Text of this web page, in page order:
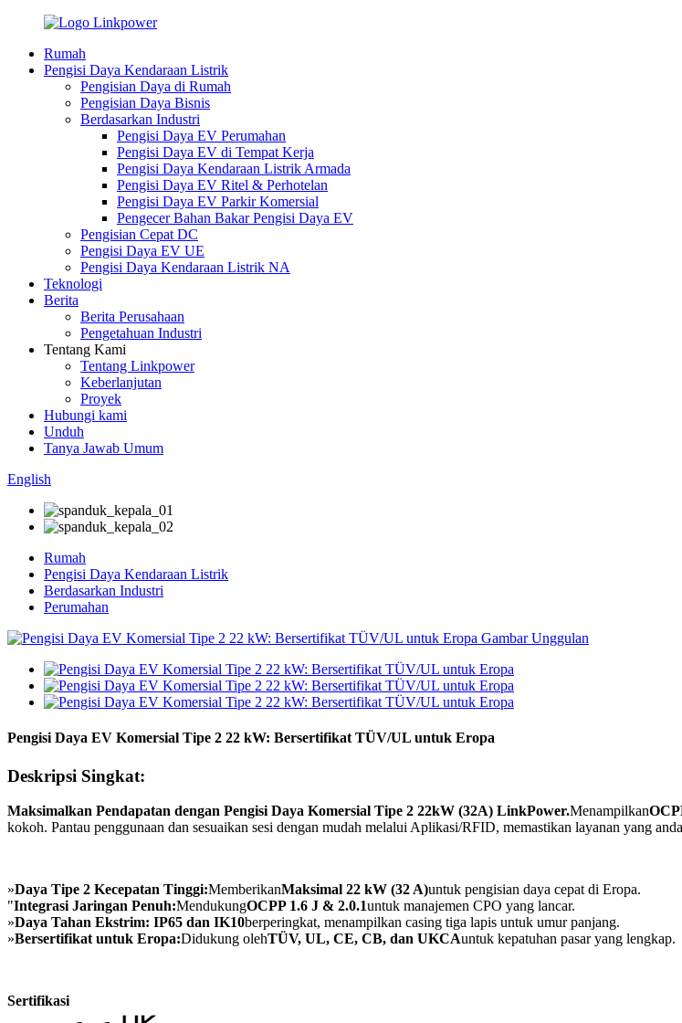
Rumah
Pengisi Daya Kendaraan Listrik
Pengisian Daya di Rumah
Pengisian Daya Bisnis
Berdasarkan Industri
Pengisi Daya EV Perumahan
Pengisi Daya EV di Tempat Kerja
Pengisi Daya Kendaraan Listrik Armada
Pengisi Daya EV Ritel & Perhotelan
Pengisi Daya EV Parkir Komersial
Pengecer Bahan Bakar Pengisi Daya EV
Pengisian Cepat DC
Pengisi Daya EV UE
Pengisi Daya Kendaraan Listrik NA
Teknologi
Berita
Berita Perusahaan
Pengetahuan Industri
Tentang Kami
Tentang Linkpower
Keberlanjutan
Proyek
Hubungi kami
Unduh
Tanya Jawab Umum
English
Rumah
Pengisi Daya Kendaraan Listrik
Berdasarkan Industri
Perumahan
Pengisi Daya EV Komersial Tipe 2 22 kW: Bersertifikat TÜV/UL untuk Eropa
Deskripsi Singkat:
Maksimalkan Pendapatan dengan Pengisi Daya Komersial Tipe 2 22kW (32A) LinkPower.Menampilkan
kokoh. Pantau penggunaan dan sesuaikan sesi dengan mudah melalui Aplikasi/RFID, memastikan layanan yang
»Daya Tipe 2 Kecepatan Tinggi:MemberikanMaksimal 22 kW (32 A)untuk pengisian daya cepat di Eropa.
"Integrasi Jaringan Penuh:MendukungOCPP 1.6 J & 2.0.1untuk manajemen CPO yang lancar.
»Daya Tahan Ekstrim: IP65 dan IK10berperingkat, menampilkan casing tiga lapis untuk umur panjang.
»Bersertifikat untuk Eropa:Didukung olehTÜV, UL, CE, CB, dan UKCAuntuk kepatuhan pasar yang lengkap.
Sertifikasi